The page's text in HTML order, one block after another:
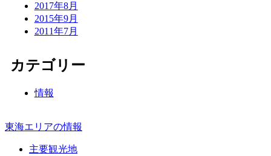
2017年8月
2015年9月
2011年7月
カテゴリー
情報
東海エリアの情報
主要観光地